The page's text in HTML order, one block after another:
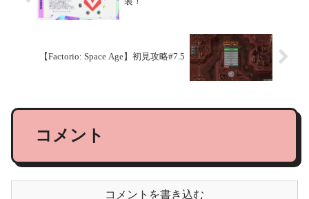
【Factorio: Space Age】初見攻略#7.5
コメント
コメントを書き込む